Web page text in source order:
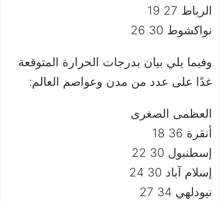
الرباط 27 19
نواكشوط 30 26
وفيما يلي بيان بدرجات الحرارة المتوقعة
غدًا على عدد من مدن وعواصم العالم:
العظمى الصغرى
أنقرة 36 18
إسطنبول 30 22
إسلام آباد 30 24
نيودلهي 34 27